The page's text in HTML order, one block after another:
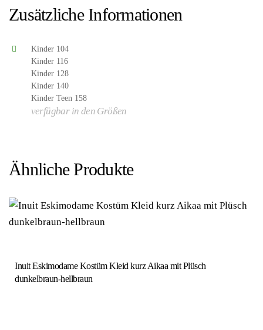
Zusätzliche Informationen
Kinder 104
Kinder 116
Kinder 128
Kinder 140
Kinder Teen 158
verfügbar in den Größen
Ähnliche Produkte
Inuit Eskimodame Kostüm Kleid kurz Aikaa mit Plüsch
dunkelbraun-hellbraun